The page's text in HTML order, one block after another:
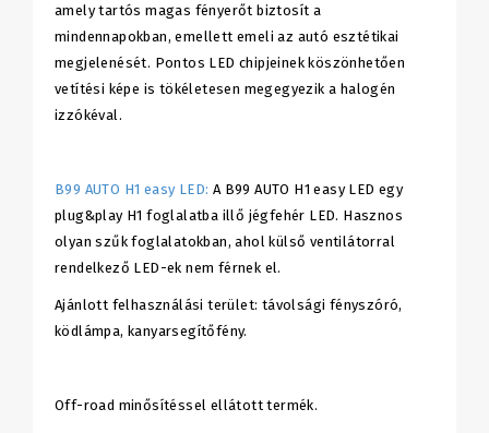
amely tartós magas fényerőt biztosít a
mindennapokban, emellett emeli az autó esztétikai
megjelenését. Pontos LED chipjeinek köszönhetően
vetítési képe is tökéletesen megegyezik a halogén
izzókéval.
B99 AUTO H1 easy LED: A B99 AUTO H1 easy LED egy
plug&play H1 foglalatba illő jégfehér LED. Hasznos
olyan szűk foglalatokban, ahol külső ventilátorral
rendelkező LED-ek nem férnek el.
Ajánlott felhasználási terület: távolsági fényszóró,
ködlámpa, kanyarsegítőfény.
Off-road minősítéssel ellátott termék.